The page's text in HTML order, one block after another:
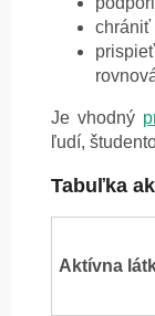
chrániť
Je vhodný
ľudí,
Tabuľka
Aktívna